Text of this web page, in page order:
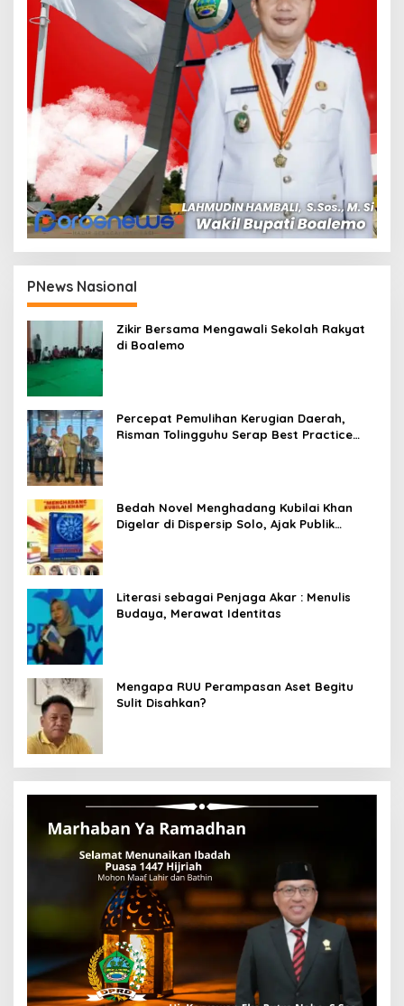
PNews Nasional
Zikir Bersama Mengawali Sekolah Rakyat
di Boalemo
Percepat Pemulihan Kerugian Daerah,
Risman Tolingguhu Serap Best Practice
Bedah Novel Menghadang Kubilai Khan
Digelar di Dispersip Solo, Ajak Publik
Literasi sebagai Penjaga Akar : Menulis
Budaya, Merawat Identitas
Mengapa RUU Perampasan Aset Begitu
Sulit Disahkan?